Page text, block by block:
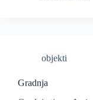
objekti
Gradnja